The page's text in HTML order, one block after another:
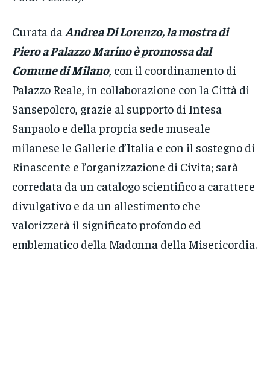
Curata da Andrea Di Lorenzo, la mostra di
Piero a Palazzo Marino è promossa dal
Comune di Milano, con il coordinamento di
Palazzo Reale, in collaborazione con la Città di
Sansepolcro, grazie al supporto di Intesa
Sanpaolo e della propria sede museale
milanese le Gallerie d’Italia e con il sostegno di
Rinascente e l’organizzazione di Civita; sarà
corredata da un catalogo scientifico a carattere
divulgativo e da un allestimento che
valorizzerà il significato profondo ed
emblematico della Madonna della Misericordia.